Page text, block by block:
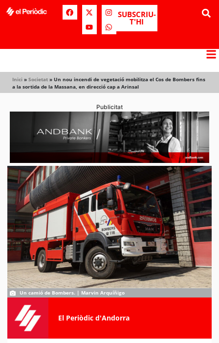
SUBSCRIU-
T'HI
Inici » Societat » Un nou incendi de vegetació mobilitza el Cos de Bombers fins
a la sortida de la Massana, en direcció cap a Arinsal
Publicitat
Un camió de Bombers. | Marvin Arquíñigo
El Periòdic d'Andorra